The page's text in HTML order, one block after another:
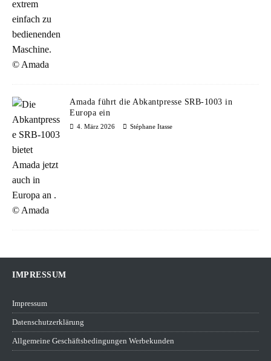
Amada führt die Abkantpresse SRB-1003 in
Europa ein
4. März 2026 Stéphane Itasse
IMPRESSUM
Impressum
Datenschutzerklärung
Allgemeine Geschäftsbedingungen Werbekunden